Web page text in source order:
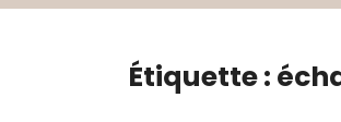
Étiquette :